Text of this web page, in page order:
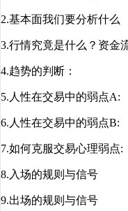
2.基本面我们要分析什么
3.行情究竟是什么？资金
4.趋势的判断：
5.人性在交易中的弱点A:
6.人性在交易中的弱点B:
7.如何克服交易心理弱点:
8.入场的规则与信号
9.出场的规则与信号